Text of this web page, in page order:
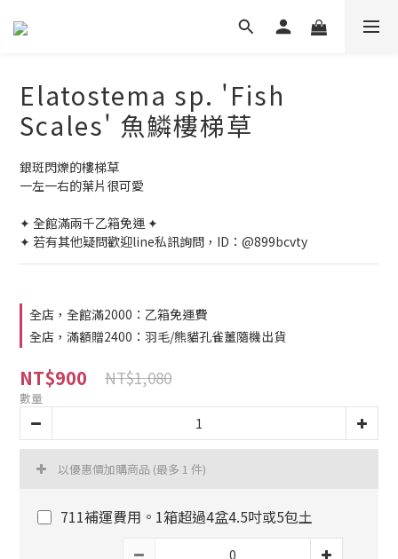
Elatostema sp. 'Fish
Scales' 魚鱗樓梯草
銀斑閃爍的樓梯草
一左一右的葉片很可愛
✦ 全館滿兩千乙箱免運 ✦
✦ 若有其他疑問歡迎line私訊詢問，ID：@899bcvty
全店，全館滿2000：乙箱免運費
全店，滿額贈2400：羽毛/熊貓孔雀薑隨機出貨
NT$900 NT$1,080
數量
以優惠價加購商品 (最多 1 件)
711補運費用。1箱超過4盆4.5吋或5包土